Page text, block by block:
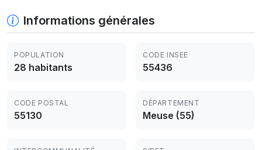
Informations générales
POPULATION
28 habitants
CODE INSEE
55436
CODE POSTAL
55130
DÉPARTEMENT
Meuse (55)